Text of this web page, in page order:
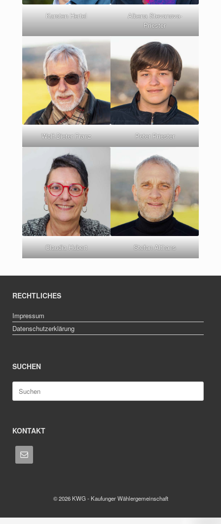
Karsten Hertel
Albena Stevanova-
Priester
Wolf-Dieter Franz Peter Priester
Claudia Hubert Stefan Althans
RECHTLICHES
Impressum
Datenschutzerklärung
SUCHEN
Suche
nach:
KONTAKT
© 2026 KWG - Kaufunger Wählergemeinschaft